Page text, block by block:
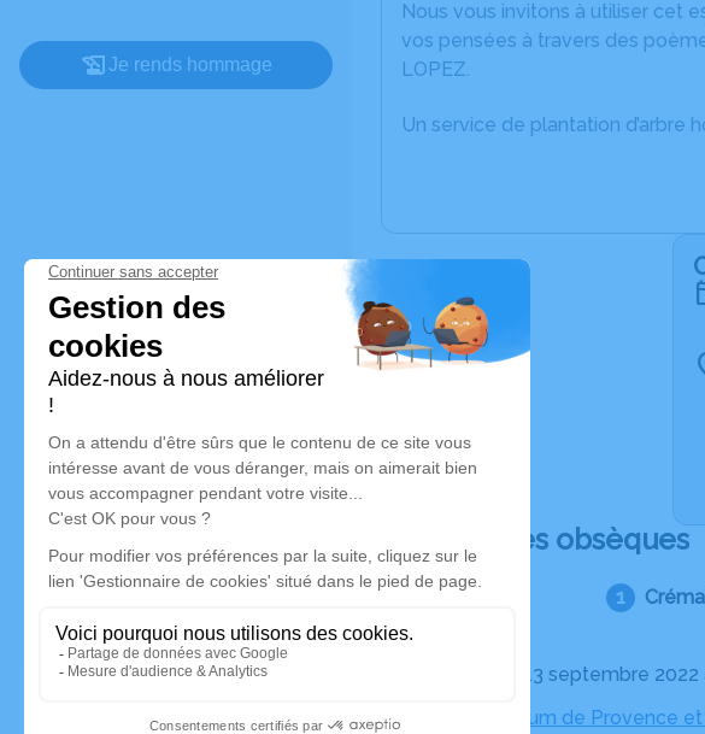
Je rends hommage
Nous vous invitons à utiliser cet
vos pensées à travers des
LOPEZ.
Un service de plantation d’arbre
Déroulé des obsèques
Le mardi 13 septembre
Crématorium de Provence